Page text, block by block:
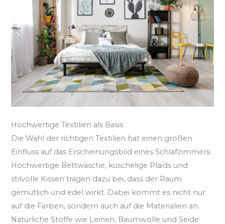
Hochwertige Textilien als Basis
Die Wahl der richtigen Textilien hat einen großen
Einfluss auf das Erscheinungsbild eines Schlafzimmers.
Hochwertige Bettwäsche, kuschelige Plaids und
stilvolle Kissen tragen dazu bei, dass der Raum
gemütlich und edel wirkt. Dabei kommt es nicht nur
auf die Farben, sondern auch auf die Materialien an.
Natürliche Stoffe wie Leinen, Baumwolle und Seide